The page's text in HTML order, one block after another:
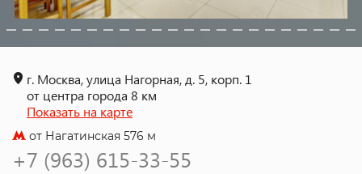
г. Москва, улица Нагорная, д. 5, корп. 1
от центра города 8 км
Показать на карте
от Нагатинская 576 м
+7 (963) 615-33-55